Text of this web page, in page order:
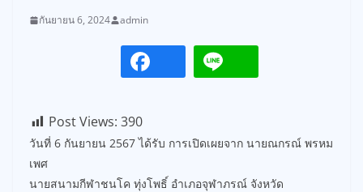
กันยายน 6, 2024 admin
Post Views: 390
วันที่ 6 กันยายน 2567 ได้รับ การเปิดเผยจาก นายณกรณ์ พรหม
เพศ
นายสนามกีฬาชนโค ทุ่งโพธิ์ อำเภอจุฬาภรณ์ จังหวัด